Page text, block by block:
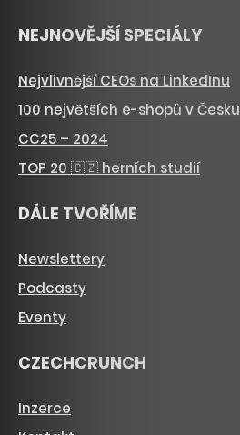
NEJNOVĚJŠÍ SPECIÁLY
Nejvlivnější CEOs na LinkedInu
100 největších e-shopů v Česku
CC25 – 2024
TOP 20 🇨🇿 herních studií
DÁLE TVOŘÍME
Newslettery
Podcasty
Eventy
CZECHCRUNCH
Inzerce